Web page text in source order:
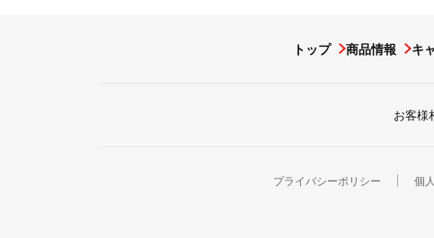
トップ 商品情報 キ
お客様
プライバシーポリシー 個